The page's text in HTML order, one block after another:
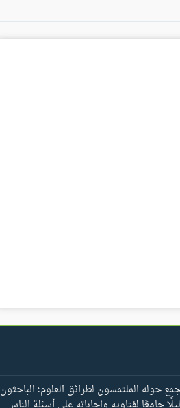
حوله الملتمسون لطرائق العلوم؛ الباحثون